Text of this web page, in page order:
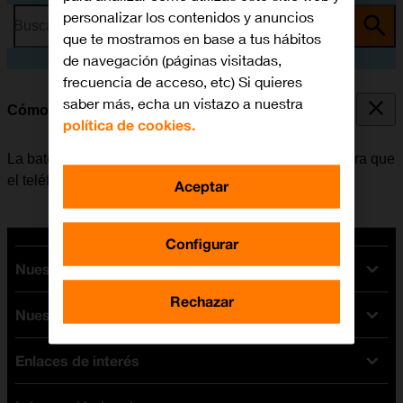
Busca por problema o tema
Cómo cargar la batería
La batería del móvil se debe cargar con regularidad para que
el teléfono siempre esté listo para ser utilizado.
Nuestras tarifas
Tarifas Orange
Tarifas fibra y móvil
Tarifas móviles
Tarifas internet y fibra
Nuestros dispositivos
Ofertas en móviles
iPhone
Enlaces de interés
personalizar los contenidos y anuncios
que te mostramos en base a tus hábitos
de navegación (páginas visitadas,
frecuencia de acceso, etc) Si quieres
saber más, echa un vistazo a nuestra
política de cookies.
Configurar
Rechazar
Aceptar